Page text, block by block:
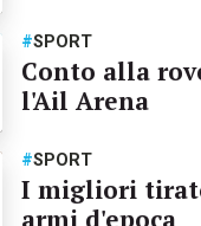
#SPORT
Conto alla
l'Ail Arena
#SPORT
I migliori
armi d'epoca